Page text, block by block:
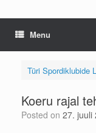
Menu
Türi Spordiklubide
Koeru rajal
Posted on 27. juuli